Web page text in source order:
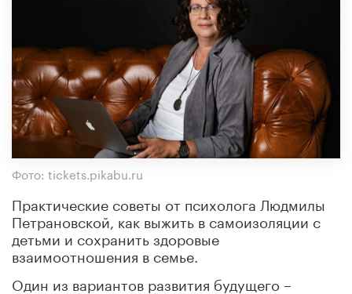
Фото: tickets.pikabu.ru
Практические советы от психолога Людмилы
Петрановской, как выжить в самоизоляции с
детьми и сохранить здоровые
взаимоотношения в семье.
Один из вариантов развития будущего –